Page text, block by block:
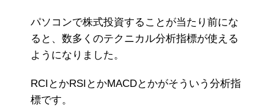
パソコンで株式投資することが当たり前にな
ると、数多くのテクニカル分析指標が使える
ようになりました。
RCIとかRSIとかMACDとかがそういう分析指
標です。